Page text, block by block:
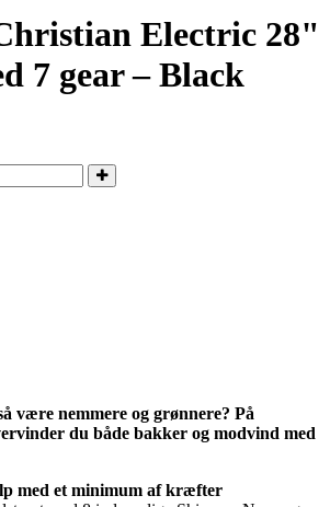
Electric 28"
7 gear – Black
være nemmere og grønnere? På
du både bakker og modvind med
med et minimum af kræfter